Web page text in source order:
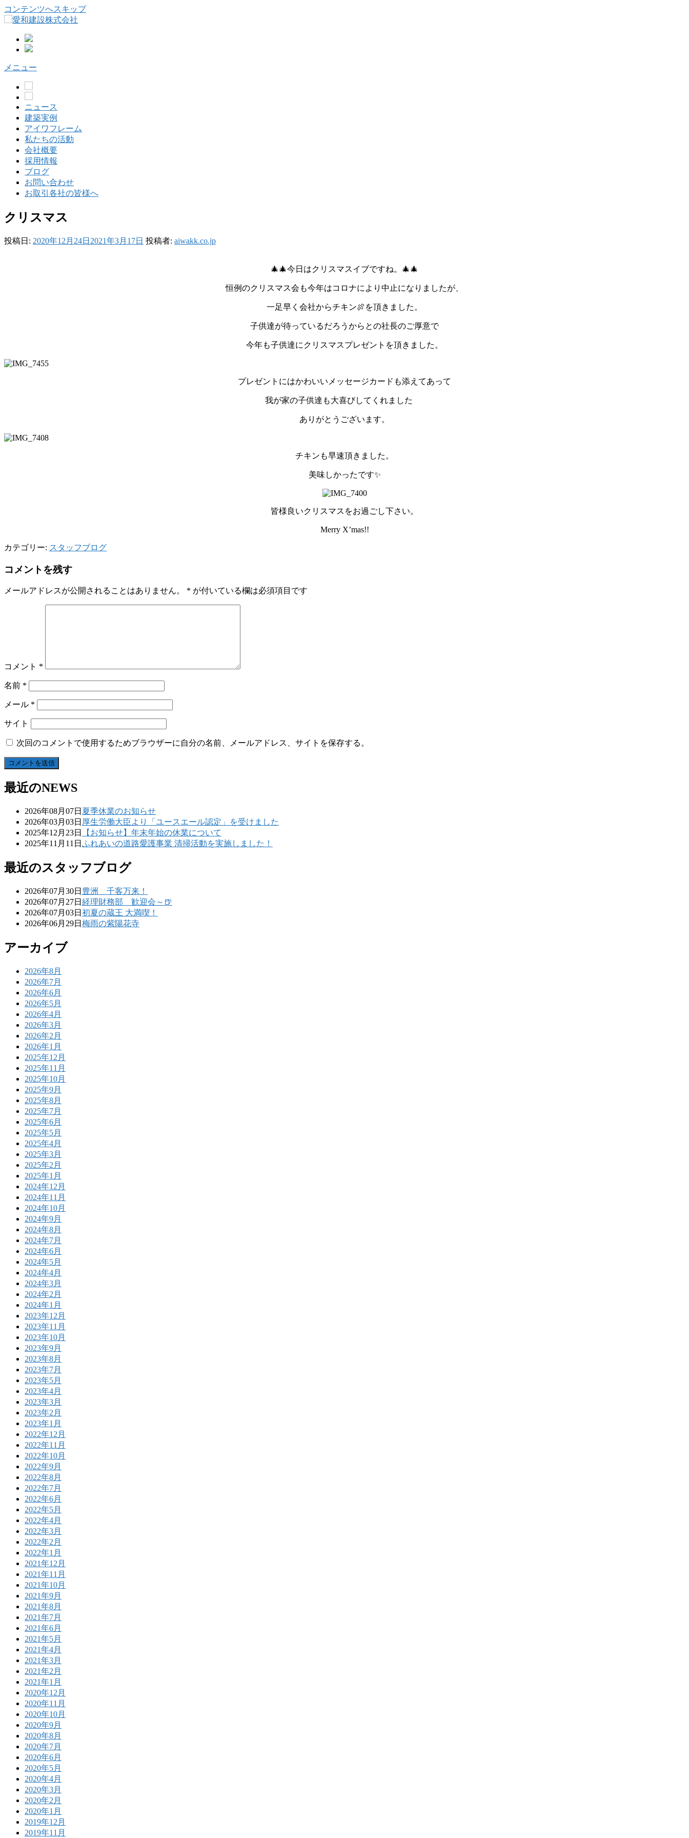
コンテンツへスキップ
メニュー
ニュース
建築実例
アイワフレーム
私たちの活動
会社概要
採用情報
ブログ
お問い合わせ
お取引各社の皆様へ
クリスマス
投稿日: 2020年12月24日 2021年3月17日 投稿者: aiwakk.co.jp
🎄🎄今日はクリスマスイブですね。🎄🎄
恒例のクリスマス会も今年はコロナにより中止になりましたが、
一足早く会社からチキン🍖を頂きました。
子供達が待っているだろうからとの社長のご厚意で
今年も子供達にクリスマスプレゼントを頂きました。
プレゼントにはかわいいメッセージカードも添えてあって
我が家の子供達も大喜びしてくれました
ありがとうございます。
チキンも早速頂きました。
美味しかったです✨
皆様良いクリスマスをお過ごし下さい。
Merry X’mas!!
カテゴリー: スタッフブログ
コメントを残す
メールアドレスが公開されることはありません。 * が付いている欄は必須項目です
コメント *
名前 *
メール *
サイト
次回のコメントで使用するためブラウザーに自分の名前、メールアドレス、サイトを保存する。
最近のNEWS
2026年08月07日 夏季休業のお知らせ
2026年03月03日 厚生労働大臣より「ユースエール認定」を受けました
2025年12月23日
【お知らせ】年末年始の休業について
2025年11月11日 ふれあいの道路愛護事業 清掃活動を実施しました！
最近のスタッフブログ
2026年07月30日 豊洲 千客万来！
2026年07月27日 経理財務部 歓迎会～🍺
2026年07月03日 初夏の蔵王 大満喫！
2026年06月29日 梅雨の紫陽花寺
アーカイブ
2026年8月
2026年7月
2026年6月
2026年5月
2026年4月
2026年3月
2026年2月
2026年1月
2025年12月
2025年11月
2025年10月
2025年9月
2025年8月
2025年7月
2025年6月
2025年5月
2025年4月
2025年3月
2025年2月
2025年1月
2024年12月
2024年11月
2024年10月
2024年9月
2024年8月
2024年7月
2024年6月
2024年5月
2024年4月
2024年3月
2024年2月
2024年1月
2023年12月
2023年11月
2023年10月
2023年9月
2023年8月
2023年7月
2023年5月
2023年4月
2023年3月
2023年2月
2023年1月
2022年12月
2022年11月
2022年10月
2022年9月
2022年8月
2022年7月
2022年6月
2022年5月
2022年4月
2022年3月
2022年2月
2022年1月
2021年12月
2021年11月
2021年10月
2021年9月
2021年8月
2021年7月
2021年6月
2021年5月
2021年4月
2021年3月
2021年2月
2021年1月
2020年12月
2020年11月
2020年10月
2020年9月
2020年8月
2020年7月
2020年6月
2020年5月
2020年4月
2020年3月
2020年2月
2020年1月
2019年12月
2019年11月